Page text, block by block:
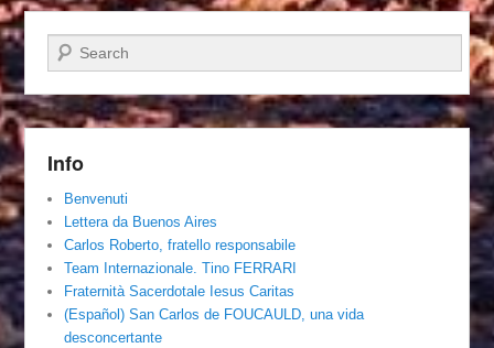
Cerca
Info
Benvenuti
Lettera da Buenos Aires
Carlos Roberto, fratello responsabile
Team Internazionale. Tino FERRARI
Fraternità Sacerdotale Iesus Caritas
(Español) San Carlos de FOUCAULD, una vida
desconcertante